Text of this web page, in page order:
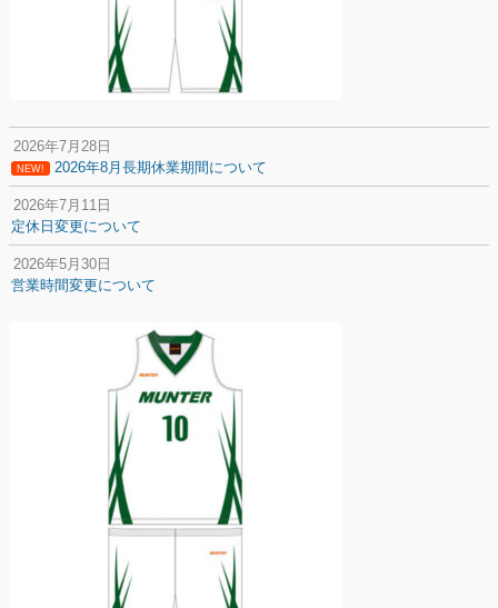
2026年7月28日
NEW! 2026年8月長期休業期間について
2026年7月11日
定休日変更について
2026年5月30日
営業時間変更について
年末年始の休業期間について